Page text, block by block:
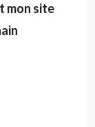
mon site